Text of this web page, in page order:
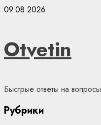
Skip
09.08.2026
Otvetin
Быстрые ответы на вопросы
Рубрики